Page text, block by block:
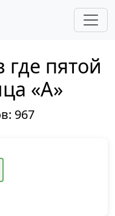
где пятой
«А»
967